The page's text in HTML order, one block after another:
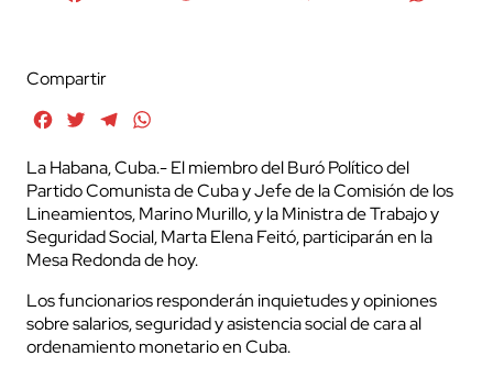
Compartir
FacebookTwitterTelegram
La Habana, Cuba.- El miembro del Buró Político del
Partido Comunista de Cuba y Jefe de la Comisión de los
Lineamientos, Marino Murillo, y la Ministra de Trabajo y
Seguridad Social, Marta Elena Feitó, participarán en la
Mesa Redonda de hoy.
Los funcionarios responderán inquietudes y opiniones
sobre salarios, seguridad y asistencia social de cara al
ordenamiento monetario en Cuba.